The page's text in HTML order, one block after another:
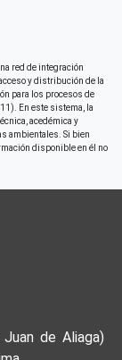
red de integración
y distribución de la
para los procesos de
En este sistema, la
acedémica y
ambientales. Si bien
disponible en él no
de Aliaga)